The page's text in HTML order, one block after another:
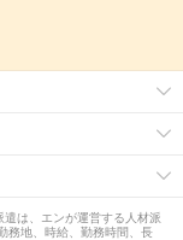
は、エンが運営する人材派
務地、時給、勤務時間、長